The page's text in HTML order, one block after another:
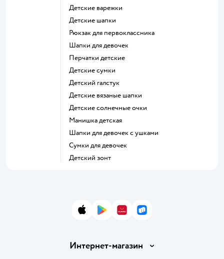
Детские варежки
Детские шапки
Рюкзак для первоклассника
Шапки для девочек
Перчатки детские
Детские сумки
Детский галстук
Детские вязаные шапки
Детские солнечные очки
Манишка детская
Шапки для девочек с ушками
Сумки для девочек
Детский зонт
App StoreGoogle Play
AppGallery
RuStore
Интернет-магазин